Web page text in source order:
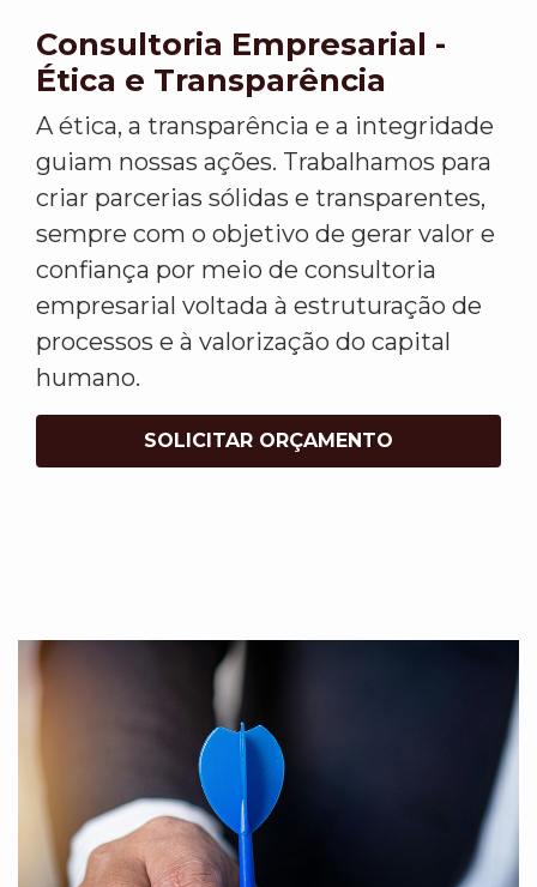
Consultoria Empresarial -
Ética e Transparência
A ética, a transparência e a integridade
guiam nossas ações. Trabalhamos para
criar parcerias sólidas e transparentes,
sempre com o objetivo de gerar valor e
confiança por meio de consultoria
empresarial voltada à estruturação de
processos e à valorização do capital
humano.
SOLICITAR ORÇAMENTO